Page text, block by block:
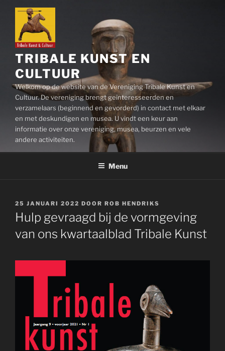
inhoud
TRIBALE KUNST EN
CULTUUR
Welkom op de website van de Vereniging Tribale Kunst en
Cultuur. De vereniging brengt geïnteresseerden en
verzamelaars (beginnend en gevorderd) in contact met elkaar
en met deskundigen en musea. U vindt een keur aan
informatie over onze vereniging, musea, beurzen en vele
andere activiteiten.
Menu
GEPLAATST
OP
25 JANUARI 2022 DOOR ROB HENDRIKS
Hulp gevraagd bij de vormgeving
van ons kwartaalblad Tribale Kunst